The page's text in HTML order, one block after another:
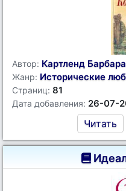
Автор: Картленд Барбара
Жанр: Исторические
Страниц: 81
Дата добавления: 26-07-
Читать